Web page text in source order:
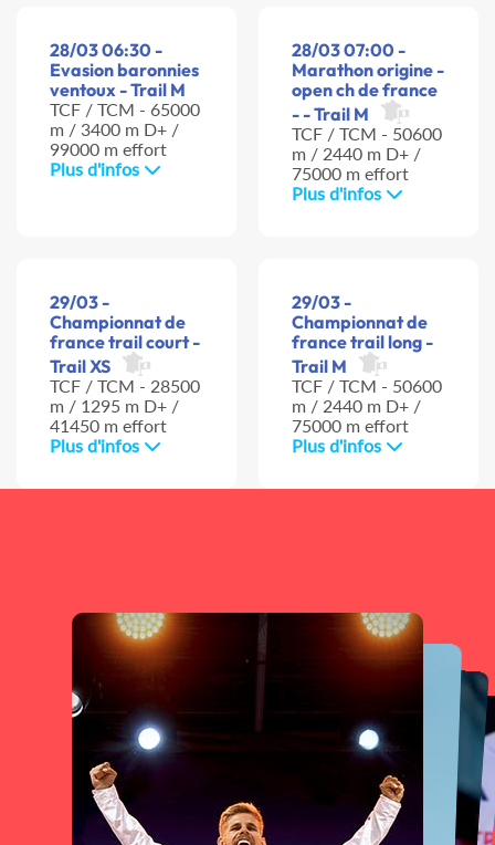
28/03 06:30 -
Evasion baronnies
ventoux - Trail M
TCF / TCM - 65000
m / 3400 m D+ /
99000 m effort
Plus d'infos
28/03 07:00 -
Marathon origine -
open ch de france
- - Trail M
TCF / TCM - 50600
m / 2440 m D+ /
75000 m effort
Plus d'infos
29/03 -
Championnat de
france trail court -
Trail XS
TCF / TCM - 28500
m / 1295 m D+ /
41450 m effort
Plus d'infos
29/03 -
Championnat de
france trail long -
Trail M
TCF / TCM - 50600
m / 2440 m D+ /
75000 m effort
Plus d'infos